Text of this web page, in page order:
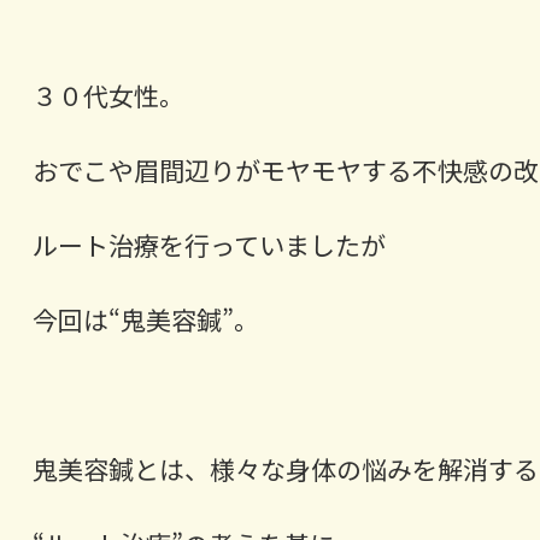
３０代女性。
おでこや眉間辺りがモヤモヤする不快感の
ルート治療を行っていましたが
今回は“鬼美容鍼”。
鬼美容鍼とは、様々な身体の悩みを解消する